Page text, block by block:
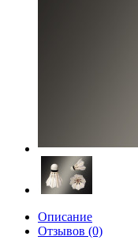
Описание
Отзывов (0)